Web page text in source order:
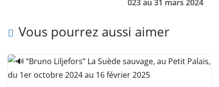
023 au 31 mars 2024
Vous pourrez aussi aimer